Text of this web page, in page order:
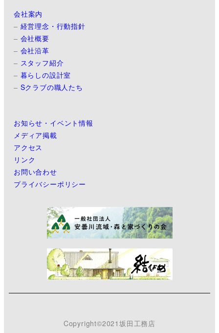
会社案内
– 経営理念・行動指針
– 会社概要
– 会社沿革
– スタッフ紹介
– 暮らしの設計室
– Sクラブの職人たち
お知らせ・イベント情報
メディア掲載
アクセス
リンク
お問い合わせ
プライバシーポリシー
Copyright©2021坂田工務店